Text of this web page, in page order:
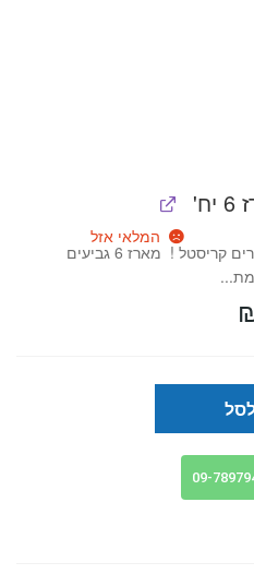
כשבא לנו להגיש בסטייל אנחנו בוחרים קריסטל ! מארז 6 גביעים
המלאי אזל